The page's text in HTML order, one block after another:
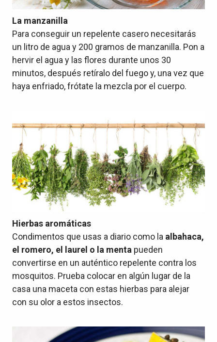
La manzanilla
Para conseguir un repelente casero necesitarás
un litro de agua y 200 gramos de manzanilla. Pon a
hervir el agua y las flores durante unos 30
minutos, después retíralo del fuego y, una vez que
haya enfriado, frótate la mezcla por el cuerpo.
Hierbas aromáticas
Condimentos que usas a diario como la albahaca,
el romero, el laurel o la menta pueden
convertirse en un auténtico repelente contra los
mosquitos. Prueba colocar en algún lugar de la
casa una maceta con estas hierbas para alejar
con su olor a estos insectos.